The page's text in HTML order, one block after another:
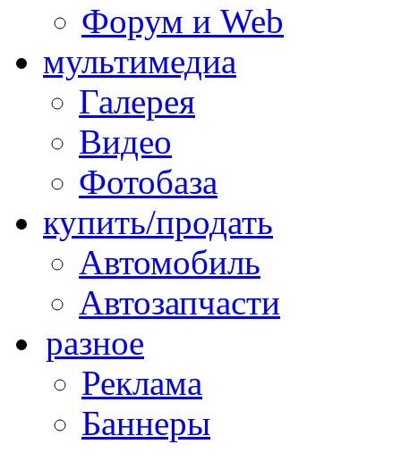
Форум и Web
мультимедиа
Галерея
Видео
Фотобаза
купить/продать
Автомобиль
Автозапчасти
разное
Реклама
Баннеры